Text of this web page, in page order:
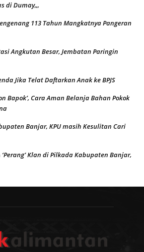
di Dumay,,,
113 Tahun Mangkatnya Pangeran
Angkutan Besar, Jembatan Paringin
Jika Telat Daftarkan Anak ke BPJS
Bapok’, Cara Aman Belanja Bahan Pokok
Banjar, KPU masih Kesulitan Cari
‘Perang’ Klan di Pilkada Kabupaten Banjar,